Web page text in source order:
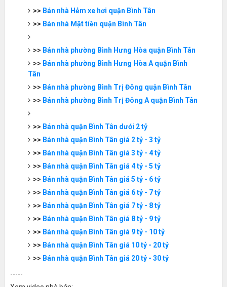
>> Bán nhà Hẻm xe hơi quận Bình Tân
>> Bán nhà Mặt tiền quận Bình Tân
>> Bán nhà phường Bình Hưng Hòa quận Bình Tân
>> Bán nhà phường Bình Hưng Hòa A quận Bình
Tân
>> Bán nhà phường Bình Trị Đông quận Bình Tân
>> Bán nhà phường Bình Trị Đông A quận Bình Tân
>> Bán nhà quận Bình Tân dưới 2 tỷ
>> Bán nhà quận Bình Tân giá 2 tỷ - 3 tỷ
>> Bán nhà quận Bình Tân giá 3 tỷ - 4 tỷ
>> Bán nhà quận Bình Tân giá 4 tỷ - 5 tỷ
>> Bán nhà quận Bình Tân giá 5 tỷ - 6 tỷ
>> Bán nhà quận Bình Tân giá 6 tỷ - 7 tỷ
>> Bán nhà quận Bình Tân giá 7 tỷ - 8 tỷ
>> Bán nhà quận Bình Tân giá 8 tỷ - 9 tỷ
>> Bán nhà quận Bình Tân giá 9 tỷ - 10 tỷ
>> Bán nhà quận Bình Tân giá 10 tỷ - 20 tỷ
>> Bán nhà quận Bình Tân giá 20 tỷ - 30 tỷ
-----